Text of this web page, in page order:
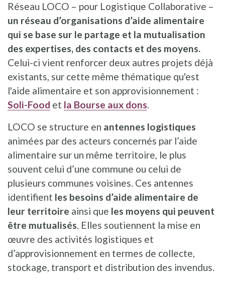
Réseau LOCO – pour Logistique Collaborative –
un réseau d’organisations d’aide alimentaire
qui se base sur le partage et la mutualisation
des expertises, des contacts et des moyens.
Celui-ci vient renforcer deux autres projets déjà
existants, sur cette même thématique qu'est
l'aide alimentaire et son approvisionnement :
Soli-Food et la Bourse aux dons.
LOCO se structure en antennes logistiques
animées par des acteurs concernés par l’aide
alimentaire sur un même territoire, le plus
souvent celui d’une commune ou celui de
plusieurs communes voisines. Ces antennes
identifient les besoins d’aide alimentaire de
leur territoire ainsi que les moyens qui peuvent
être mutualisés. Elles soutiennent la mise en
œuvre des activités logistiques et
d’approvisionnement en termes de collecte,
stockage, transport et distribution des invendus.